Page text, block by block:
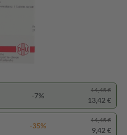
-7%
14,45 €
13,42 €
-35%
14,45 €
9,42 €